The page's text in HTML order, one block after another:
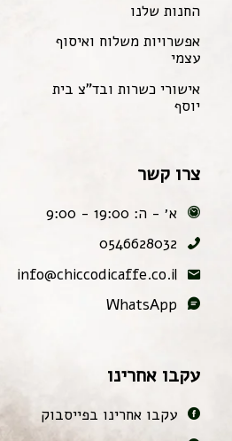
החנות שלנו
אפשרויות משלוח ואיסוף
עצמי
אישורי כשרות ובד"צ בית
יוסף
צרו קשר
א׳ - ה: 19:00 - 9:00
0546628032
info@chiccodicaffe.co.il
WhatsApp
עקבו אחרינו
עקבו אחרינו בפייסבוק